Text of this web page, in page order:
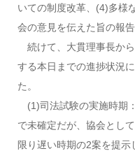
いての制度改革、(4)多様
会の意見を伝えた旨の報告
続けて、大貫理事長か
する本日までの進捗状況
た。
(1)司法試験の実施時期
で未確定だが、協会とし
限り遅い時期の2案を提